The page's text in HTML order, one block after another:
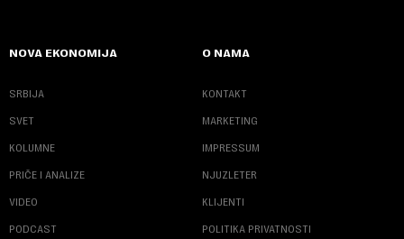
NOVA EKONOMIJA
SRBIJA
SVET
KOLUMNE
PRIČE I ANALIZE
VIDEO
PODCAST
O NAMA
KONTAKT
MARKETING
IMPRESSUM
NJUZLETER
KLIJENTI
POLITIKA PRIVATNOSTI